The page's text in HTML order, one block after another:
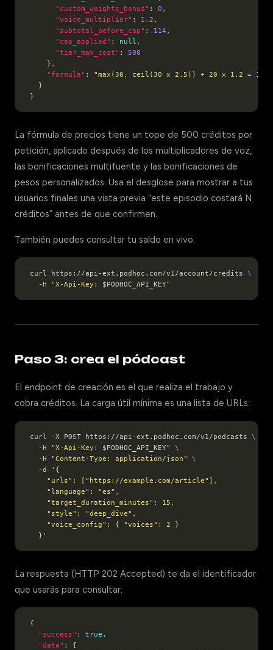
"custom_weights_bonus" : 0
"voice_multiplier" : 1.2
"subtotal_before_cap" : 114
"cap_applied" : null
"tier_max_cost" : 500
"formula" : "max(30, ceil(30 x 2.5)) + 20 x 1.2 =
La fórmula de precios tiene un tope de 500 créditos por
petición, aplicado después de los multiplicadores de voz,
las bonificaciones multifuente y las bonificaciones de
pesos personalizados. Usa el desglose para mostrar a tus
usuarios finales una vista previa “este episodio costará N
créditos” antes de que confirmen.
También puedes consultar tu saldo en vivo:
curl https://api-ext.podhoc.com/v1/account/credits
  -H
"X-Api-Key: $PODHOC_API_KEY"
Paso 3: crea el pódcast
El endpoint de creación es el que realiza el trabajo y
cobra créditos. La carga útil mínima es una lista de URLs:
curl -X POST https://api-ext.podhoc.com/v1/podcasts
  -H
"X-Api-Key: $PODHOC_API_KEY"
  -H
"Content-Type: application/json"
  -d
  }'
La respuesta (HTTP 202 Accepted) te da el identificador
que usarás para consultar:
"success" : true
"data"